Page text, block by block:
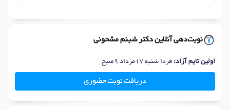
نوبت‌دهی آنلاین دکتر شبنم مشحونی
اولین تایم آزاد: فردا شنبه 17مرداد 9صبح
دریافت نوبت حضوری